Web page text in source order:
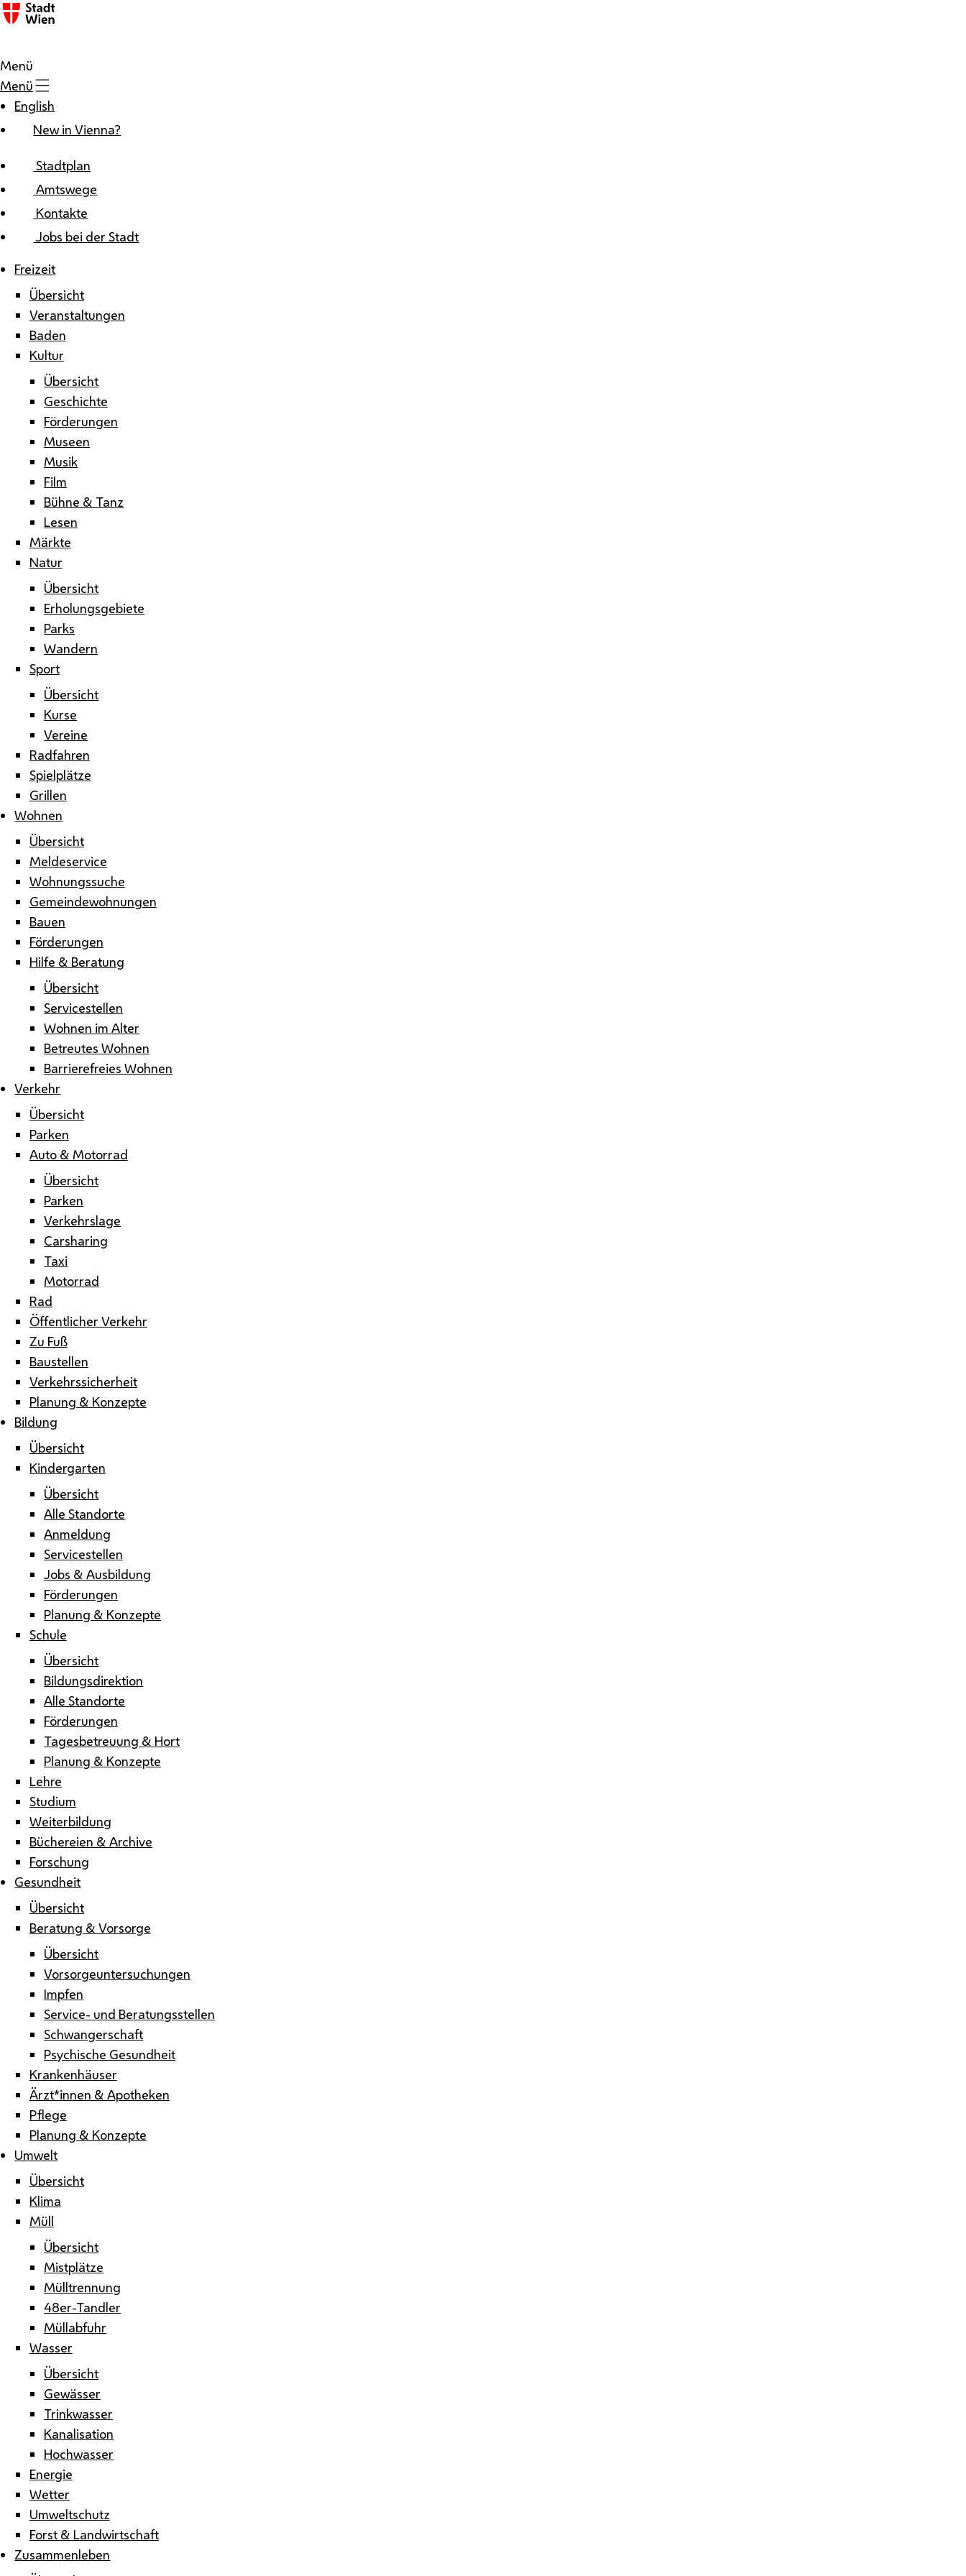
Zum Inhalt
Menü
Menü
English
New in Vienna?
Stadtplan
Amtswege
Kontakte
Jobs bei der Stadt
Freizeit
Übersicht
Veranstaltungen
Baden
Kultur
Übersicht
Geschichte
Förderungen
Museen
Musik
Film
Bühne & Tanz
Lesen
Märkte
Natur
Übersicht
Erholungsgebiete
Parks
Wandern
Sport
Übersicht
Kurse
Vereine
Radfahren
Spielplätze
Grillen
Wohnen
Übersicht
Meldeservice
Wohnungssuche
Gemeindewohnungen
Bauen
Förderungen
Hilfe & Beratung
Übersicht
Servicestellen
Wohnen im Alter
Betreutes Wohnen
Barrierefreies Wohnen
Verkehr
Übersicht
Parken
Auto & Motorrad
Übersicht
Parken
Verkehrslage
Carsharing
Taxi
Motorrad
Rad
Öffentlicher Verkehr
Zu Fuß
Baustellen
Verkehrssicherheit
Planung & Konzepte
Bildung
Übersicht
Kindergarten
Übersicht
Alle Standorte
Anmeldung
Servicestellen
Jobs & Ausbildung
Förderungen
Planung & Konzepte
Schule
Übersicht
Bildungsdirektion
Alle Standorte
Förderungen
Tagesbetreuung & Hort
Planung & Konzepte
Lehre
Studium
Weiterbildung
Büchereien & Archive
Forschung
Gesundheit
Übersicht
Beratung & Vorsorge
Übersicht
Vorsorgeuntersuchungen
Impfen
Service- und Beratungsstellen
Schwangerschaft
Psychische Gesundheit
Krankenhäuser
Ärzt*innen & Apotheken
Pflege
Planung & Konzepte
Umwelt
Übersicht
Klima
Müll
Übersicht
Mistplätze
Mülltrennung
48er-Tandler
Müllabfuhr
Wasser
Übersicht
Gewässer
Trinkwasser
Kanalisation
Hochwasser
Energie
Wetter
Umweltschutz
Forst & Landwirtschaft
Zusammenleben